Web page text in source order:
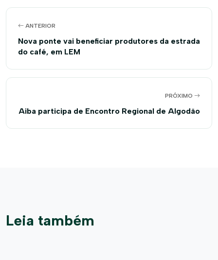
ANTERIOR
Nova ponte vai beneficiar produtores da estrada
do café, em LEM
PRÓXIMO
Aiba participa de Encontro Regional de Algodão
Leia também